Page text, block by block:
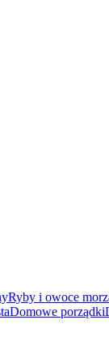
Ryby i owoce
Domowe porządki